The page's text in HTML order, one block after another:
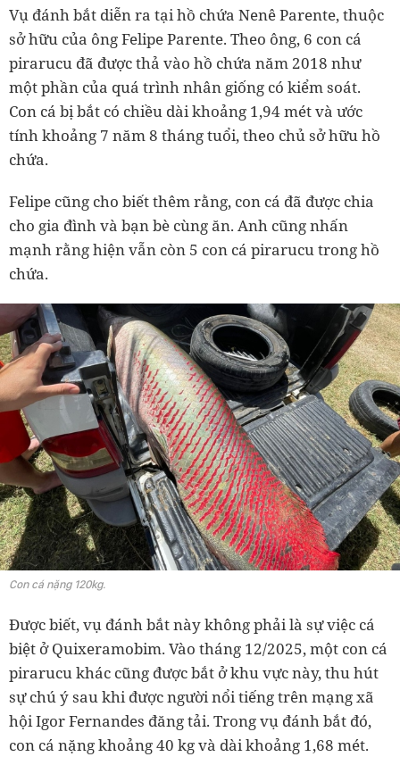
Vụ đánh bắt diễn ra tại hồ chứa Nenê Parente, thuộc
sở hữu của ông Felipe Parente. Theo ông, 6 con cá
pirarucu đã được thả vào hồ chứa năm 2018 như
một phần của quá trình nhân giống có kiểm soát.
Con cá bị bắt có chiều dài khoảng 1,94 mét và ước
tính khoảng 7 năm 8 tháng tuổi, theo chủ sở hữu hồ
chứa.
Felipe cũng cho biết thêm rằng, con cá đã được chia
cho gia đình và bạn bè cùng ăn. Anh cũng nhấn
mạnh rằng hiện vẫn còn 5 con cá pirarucu trong hồ
chứa.
Con cá nặng 120kg.
Được biết, vụ đánh bắt này không phải là sự việc cá
biệt ở Quixeramobim. Vào tháng 12/2025, một con cá
pirarucu khác cũng được bắt ở khu vực này, thu hút
sự chú ý sau khi được người nổi tiếng trên mạng xã
hội Igor Fernandes đăng tải. Trong vụ đánh bắt đó,
con cá nặng khoảng 40 kg và dài khoảng 1,68 mét.